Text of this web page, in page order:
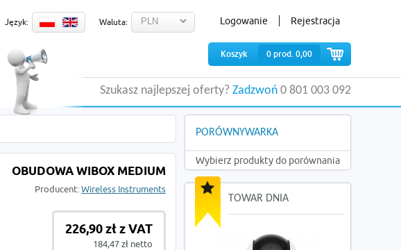
Język: Waluta: Logowanie Rejestracja
Koszyk 0 prod. 0,00
Szukasz najlepszej oferty? Zadzwoń 0 801 003 092
OBUDOWA WIBOX MEDIUM
Producent:Wireless Instruments
226,90 zł z VAT
184,47 zł netto
PORÓWNYWARKA
Wybierz produkty do porównania
TOWAR DNIA